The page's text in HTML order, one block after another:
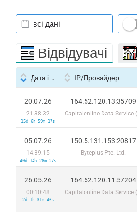
всі дані
Відвідувачі
Дата і час IP/Провайдер
20.07.26
21:38:32
15d 6h 59m 17s
164.52.120.13:35709
05.07.26
14:39:15
40d 14h 28m 27s
150.5.131.153:20817
Byteplus Pte. Ltd.
26.05.26
00:10:48
2d 1h 31m 46s
164.52.120.11:57204